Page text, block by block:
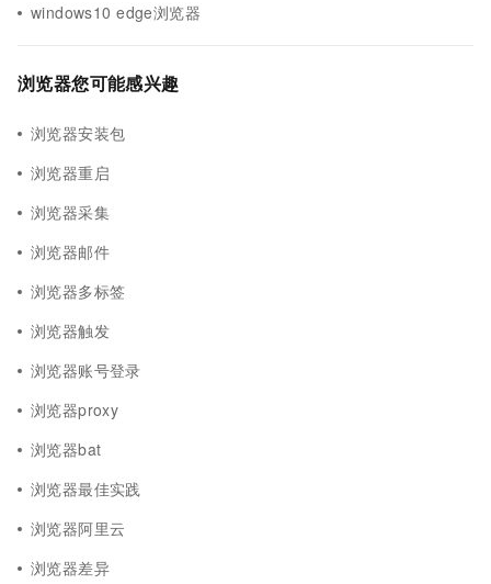
windows10 edge浏览器
浏览器您可能感兴趣
浏览器安装包
浏览器重启
浏览器采集
浏览器邮件
浏览器多标签
浏览器触发
浏览器账号登录
浏览器proxy
浏览器bat
浏览器最佳实践
浏览器阿里云
浏览器差异